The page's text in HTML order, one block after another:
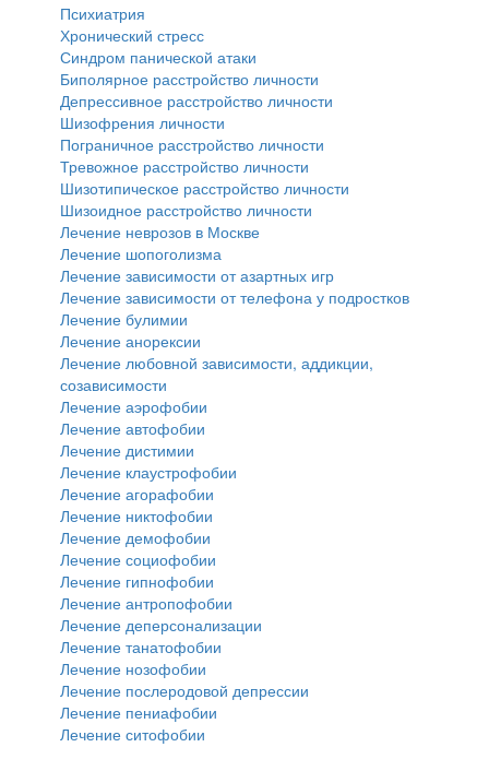
Психиатрия
Хронический стресс
Синдром панической атаки
Биполярное расстройство личности
Депрессивное расстройство личности
Шизофрения личности
Пограничное расстройство личности
Тревожное расстройство личности
Шизотипическое расстройство личности
Шизоидное расстройство личности
Лечение неврозов в Москве
Лечение шопоголизма
Лечение зависимости от азартных игр
Лечение зависимости от телефона у подростков
Лечение булимии
Лечение анорексии
Лечение любовной зависимости, аддикции,
созависимости
Лечение аэрофобии
Лечение автофобии
Лечение дистимии
Лечение клаустрофобии
Лечение агорафобии
Лечение никтофобии
Лечение демофобии
Лечение социофобии
Лечение гипнофобии
Лечение антропофобии
Лечение деперсонализации
Лечение танатофобии
Лечение нозофобии
Лечение послеродовой депрессии
Лечение пениафобии
Лечение ситофобии